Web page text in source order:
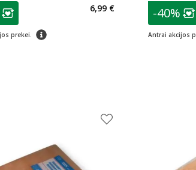
klubo narių nuolaida:
prekei. patarimas
6,99 € patarimas
-40%
Antrai akcijos